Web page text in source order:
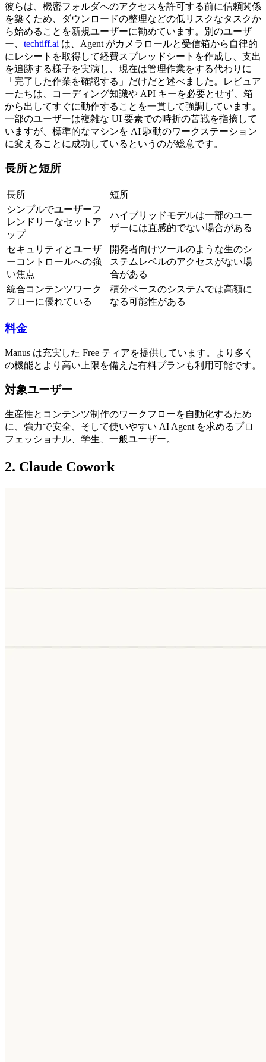
彼らは、機密フォルダへのアクセスを許可する前に信頼関係
を築くため、ダウンロードの整理などの低リスクなタスクか
ら始めることを新規ユーザーに勧めています。別のユーザ
ー、 techtiff.ai は、Agent がカメラロールと受信箱から自律的
にレシートを取得して経費スプレッドシートを作成し、支出
を追跡する様子を実演し、現在は管理作業をする代わりに
「完了した作業を確認する」だけだと述べました。レビュア
ーたちは、コーディング知識や API キーを必要とせず、箱
から出してすぐに動作することを一貫して強調しています。
一部のユーザーは複雑な UI 要素での時折の苦戦を指摘して
いますが、標準的なマシンを AI 駆動のワークステーション
に変えることに成功しているというのが総意です。
長所と短所
長所
短所
シンプルでユーザーフ
レンドリーなセットア
ップ
ハイブリッドモデルは一部のユー
ザーには直感的でない場合がある
セキュリティとユーザ
ーコントロールへの強
い焦点
開発者向けツールのような生のシ
ステムレベルのアクセスがない場
合がある
統合コンテンツワーク
フローに優れている
積分ベースのシステムでは高額に
なる可能性がある
料金
Manus は充実した Free ティアを提供しています。より多く
の機能とより高い上限を備えた有料プランも利用可能です。
対象ユーザー
生産性とコンテンツ制作のワークフローを自動化するため
に、強力で安全、そして使いやすい AI Agent を求めるプロ
フェッショナル、学生、一般ユーザー。
2. Claude Cowork